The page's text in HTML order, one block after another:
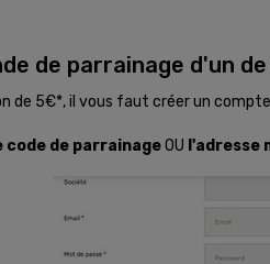
de parrainage d'un
de 5€*, il vous faut créer un
code de parrainageOU l'adresse